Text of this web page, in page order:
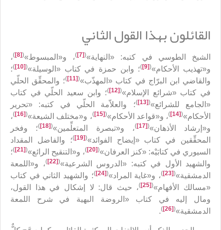
القائلون بهذا القول الثاني
الشيخ الطوسي في كتبه: «النهاية»(
[7]
)، و«المبسوط»(
[8]
)،
و«تهذيب الأحكام»(
[9]
)؛ وابن حمزة في كتاب «الوسيلة»(
[10]
)؛
والقاضي ابن البرّاج في كتاب «المهذّب»(
[11]
)؛ والمحقِّق الحلّي
في كتاب «شرائع الإسلام»(
[12]
)؛ وابن سعيد الحلّي في كتاب
«الجامع للشرائع»(
[13]
)؛ والعلاّمة الحلّي في كتبه: «تحرير
الأحكام»(
[14]
)، و«قواعد الأحكام»(
[15]
)، و«مختلف الشيعة»(
[16]
)،
و«إرشاد الأذهان»(
[17]
)، و«تبصرة المتعلِّمين»(
[18]
)؛ وفخر
المحقِّقين في كتاب «إيضاح الفوائد»(
[19]
)؛ والفاضل المقداد
السيوري في كتابَيْه: «كنز العرفان»(
[20]
)، و«التنقيح الرائع»(
[21]
)؛
والشهيد الأول في كتبه: «الدروس الشرعية»(
[22]
)، و«اللمعة
الدمشقية»(
[23]
)، و«غاية المراد»(
[24]
)؛ والشهيد الثاني في كتاب
«مسالك الأفهام»(
[25]
)، حيث قال: لا إشكال في هذا القول،
ومال إليه في كتاب «الروضة البهية في شرح اللمعة
الدمشقية»(
[26]
)
.